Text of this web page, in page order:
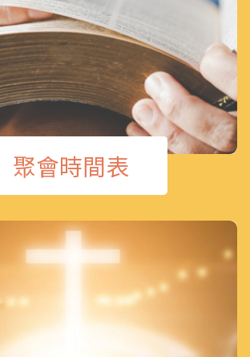
聚會時間表